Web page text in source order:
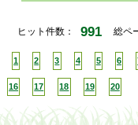
ヒット件数： 991 総ペ
1 2 3 4 5 6
16 17 18 19 20